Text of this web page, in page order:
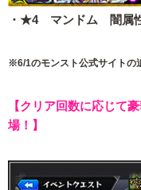
・★4 マンドム 闇属
※6/1のモンスト公式サイトの
【クリア回数に応じて
場！】